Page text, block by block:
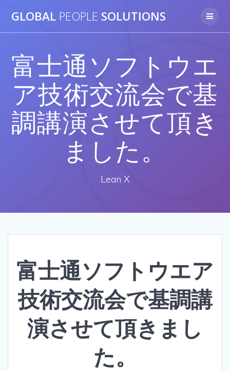
to
GLOBAL PEOPLE SOLUTIONS
富士通ソフトウエ
ア技術交流会で基
調講演させて頂き
ました。
Lean X
富士通ソフトウエア
技術交流会で基調講
演させて頂きまし
た。